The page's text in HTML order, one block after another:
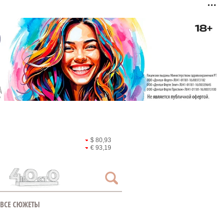
$ 80,93
€ 93,19
ВСЕ СЮЖЕТЫ